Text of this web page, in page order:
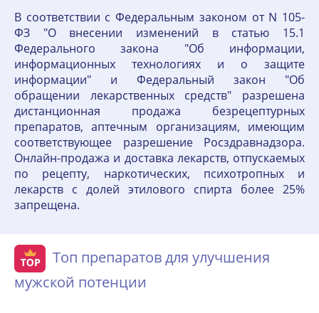
В соответствии с Федеральным законом от N 105-
ФЗ "О внесении изменений в статью 15.1
Федерального закона "Об информации,
информационных технологиях и о защите
информации" и Федеральный закон "Об
обращении лекарственных средств" разрешена
дистанционная продажа безрецептурных
препаратов, аптечным организациям, имеющим
соответствующее разрешение Росздравнадзора.
Онлайн-продажа и доставка лекарств, отпускаемых
по рецепту, наркотических, психотропных и
лекарств с долей этилового спирта более 25%
запрещена.
Топ препаратов для улучшения
мужской потенции